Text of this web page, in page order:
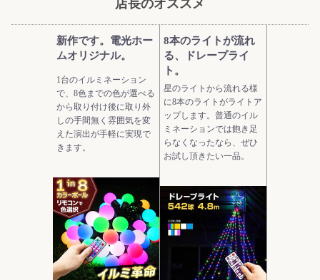
店長のオススメ
新作です。電光ホー
ムオリジナル。
1台のイルミネーション
で、8色までの色が選べる
から取り付け後に取り外
しの手間無く雰囲気を変
えた演出が手軽に実現で
きます。
8本のライトが流れ
る、ドレープライ
ト。
星のライトから流れる様
に8本のライトがライトア
ップします。普通のイル
ミネーションでは飽き足
らなくなったなら、ぜひ
お試し頂きたい一品。